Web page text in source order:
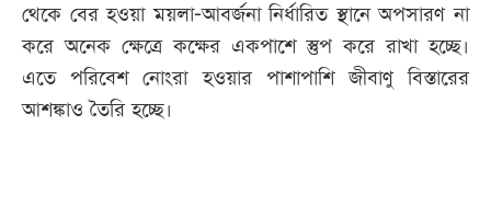
থেকে বের হওয়া ময়লা-আবর্জনা নির্ধারিত স্থানে অপসারণ না
করে অনেক ক্ষেত্রে কক্ষের একপাশে স্তুপ করে রাখা হচ্ছে।
এতে পরিবেশ নোংরা হওয়ার পাশাপাশি জীবাণু বিস্তারের
আশঙ্কাও তৈরি হচ্ছে।